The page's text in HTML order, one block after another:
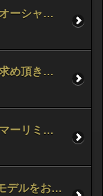
ブライトリング トランスオーシャン クロノグラフをお求め頂きました。
オメガ シーマスターをお求め頂きました。
ブライトリング ナビタイマーリミテッド 01をお求め頂きました。
お友達同士で希少な限定モデルをお求め頂きました。